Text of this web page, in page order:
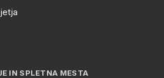
IN SPLETNA MESTA